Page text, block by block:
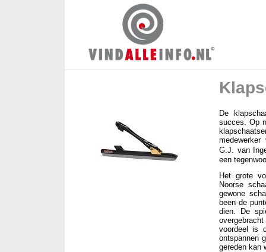
De
succes. Op
G.J. van
een
Het grote
Noorse
gewone
been de
dien. De
voordeel is
ontspannen
gereden kan